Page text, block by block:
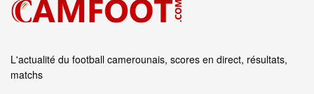
L'actualité du football camerounais, scores en direct, résultats,
matchs